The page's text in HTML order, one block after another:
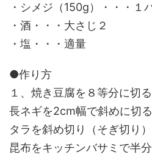
・シメジ（150g）・・・１
・酒・・・大さじ２
・塩・・・適量
●作り方
１、焼き豆腐を８等分に切る
長ネギを2cm幅で斜めに切る
タラを斜め切り（そぎ切り
昆布をキッチンバサミで半分